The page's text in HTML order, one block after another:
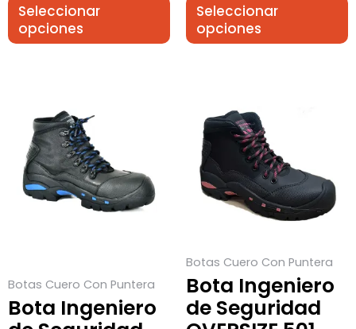
Seleccionar
opciones
Seleccionar
opciones
Botas Cuero Con Puntera
Bota Ingeniero
producto
tiene
múltiples
variantes.
elegir
en
Botas Cuero Con Puntera
Bota Ingeniero
de Seguridad
producto
tiene
múltiples
variantes.
pueden
elegir
en